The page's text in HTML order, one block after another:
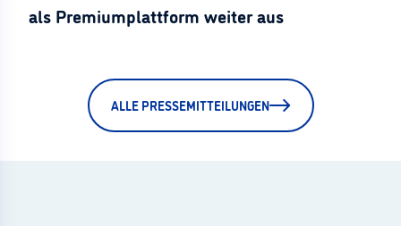
als Premiumplattform weiter aus
ALLE PRESSEMITTEILUNGEN